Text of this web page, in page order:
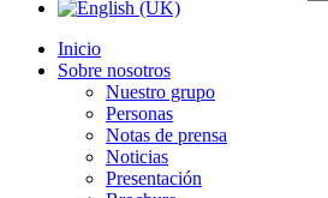
Inicio
Sobre nosotros
Nuestro grupo
Personas
Notas de prensa
Noticias
Presentación